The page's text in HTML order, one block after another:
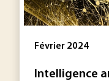
Février 2024
Intelligence